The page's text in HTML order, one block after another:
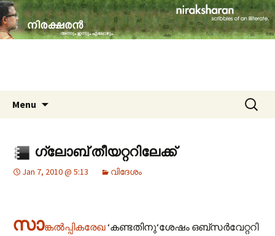
niraksharan (നിരക്ഷരൻ)
travelogues, book reviews, social issues,
cinema, memories & lot more…
Menu
Search
for:
ഗ്ലോബ് തീയറ്ററിലേക്ക്
Jan 7, 2010 @ 5:13 വിദേശം
സാങ്കല്‍പ്പികരേഖ‘കണ്ടതിനു‘ശേഷം ഒബ്സര്‍വേറ്ററി